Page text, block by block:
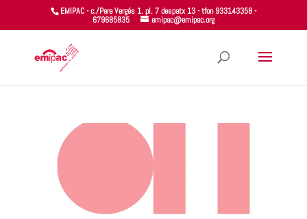
EMIPAC - c./Pere Vergés 1. pl. 7 despatx 13 - tfon 933143358 -
679685835
emipac@emipac.org